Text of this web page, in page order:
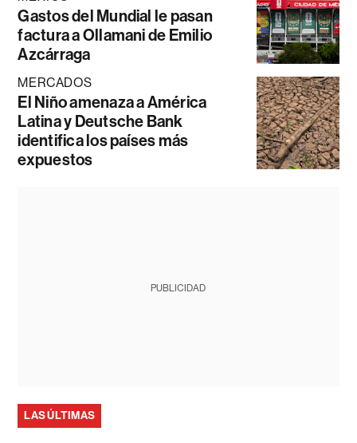
Gastos del Mundial le pasan
factura a Ollamani de Emilio
Azcárraga
MERCADOS
El Niño amenaza a América
Latina y Deutsche Bank
identifica los países más
expuestos
PUBLICIDAD
LAS ÚLTIMAS